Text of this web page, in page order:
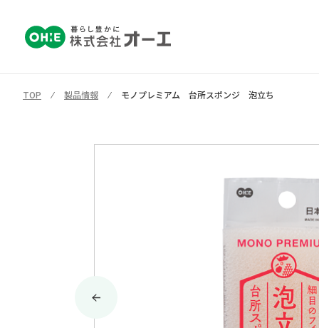
TOP ⁄ 製品情報 ⁄ モノプレミアム 台所スポンジ 泡立ち